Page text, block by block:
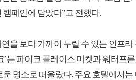
캠페인에 담았다”고 전했다.
을 보다 가까이 누릴 수 있는 인프
’는 파이크 플레이스 마켓과 워터프
운 명소로 떠올랐다. 주요 호텔에서